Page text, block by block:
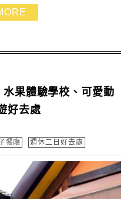
讓消費者食的安心~~白蘭
訪客親自來檢驗！ 如果有
果體驗學校、可愛動
好去處
餐廳 週休二日好去處